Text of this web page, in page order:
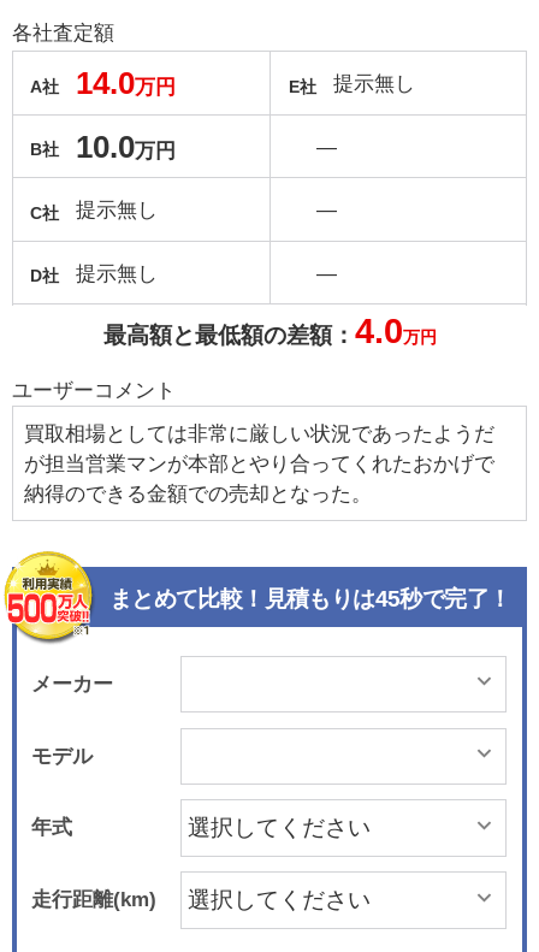
各社査定額
A社 14.0万円
B社 10.0万円
C社 提示無し
D社 提示無し
E社 提示無し
―
―
―
最高額と最低額の差額： 4.0万円
ユーザーコメント
買取相場としては非常に厳しい状況であったようだ
が担当営業マンが本部とやり合ってくれたおかげで
納得のできる金額での売却となった。
まとめて比較！見積もりは45秒で完了！
メーカー
モデル
年式
走行距離(km)